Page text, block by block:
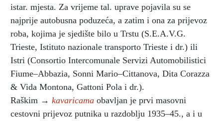
istar. mjesta. Za vrijeme tal. uprave pojavila su se
najprije autobusna poduzeća, a zatim i ona za prijevoz
roba, kojima je sjedište bilo u Trstu (S.E.A.V.G.
Trieste, Istituto nazionale transporto Trieste i dr.) ili
Istri (Consortio Intercomunale Servizi Automobilistici
Fiume–Abbazia, Sonni Mario–Cittanova, Dita Corazza
& Vida Montona, Gattoni Pola i dr.).
Raškim → kavaricama obavljan je prvi masovni
cestovni prijevoz putnika u razdoblju 1935–45., a i u